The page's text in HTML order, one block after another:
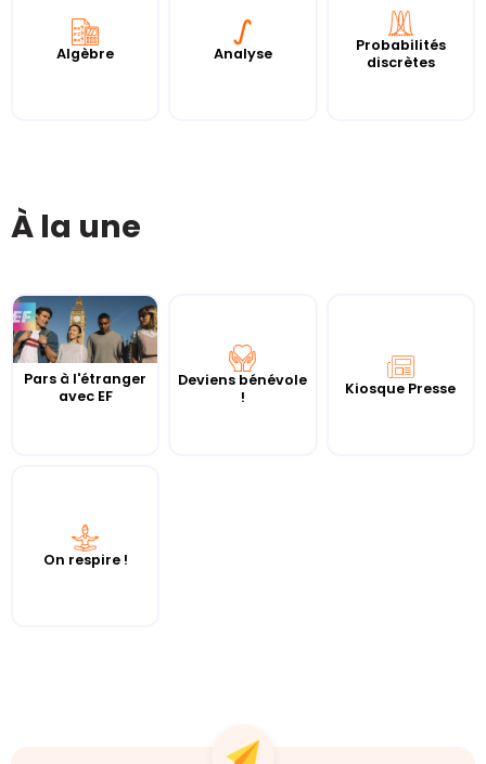
Algèbre Analyse
Probabilités
discrètes
À la une
Pars à l'étranger
avec EF
Deviens bénévole
!
Kiosque Presse
On respire !